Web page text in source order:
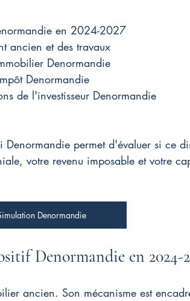
en 2024-2027
ancien et des travaux
Denormandie
Denormandie
de l'investisseur Denormandie
permet d'évaluer si ce
votre revenu imposable et votre
Denormandie
Denormandie en 2024-
ancien. Son mécanisme est